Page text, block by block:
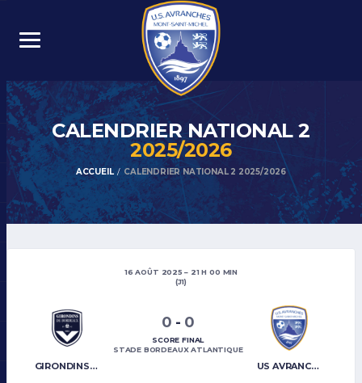
CALENDRIER NATIONAL 2
2025/2026
ACCUEIL CALENDRIER NATIONAL 2 2025/2026
16 AOÛT 2025
21 H 00 MIN
(J1)
GIRONDINS DE BORDEAUX US AVRANCHES MONT-SAINT-MICHEL
0 - 0
SCORE FINAL
STADE BORDEAUX ATLANTIQUE